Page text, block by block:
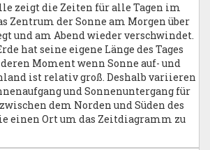
zeigt die Zeiten für alle Tagen im
Zentrum der Sonne am Morgen über
und am Abend wieder verschwindet.
hat seine eigene Länge des Tages
Moment wenn Sonne auf- und
ist relativ groß. Deshalb variieren
und Sonnenuntergang für
dem Norden und Süden des
einen Ort um das Zeitdiagramm zu